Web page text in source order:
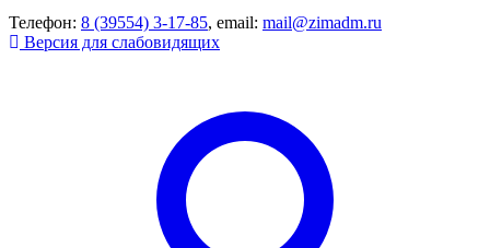
Телефон: 8 (39554) 3-17-85, email: mail@zimadm.ru
Версия для слабовидящих